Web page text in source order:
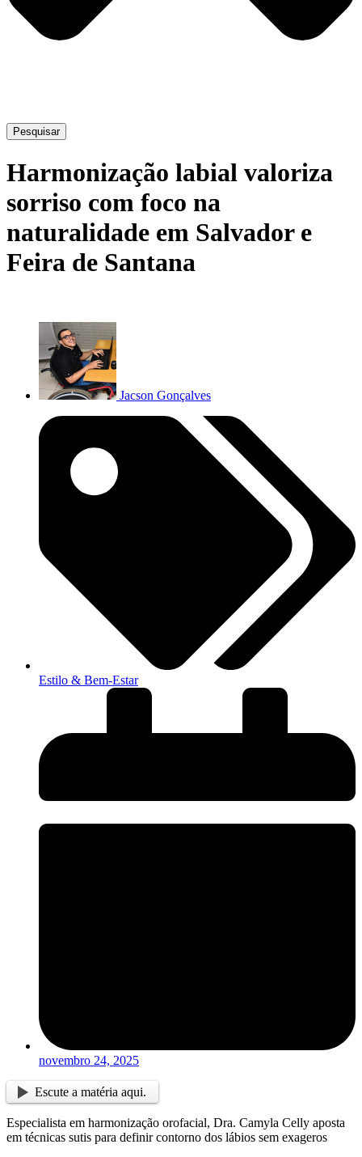
Pesquisar
Harmonização labial valoriza
sorriso com foco na
naturalidade em Salvador e
Feira de Santana
Jacson Gonçalves
Estilo & Bem-Estar
novembro 24, 2025
Escute a matéria aqui.
Especialista em harmonização orofacial, Dra. Camyla Celly aposta
em técnicas sutis para definir contorno dos lábios sem exageros